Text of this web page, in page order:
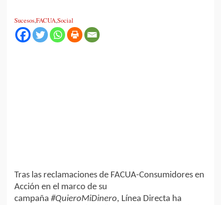
Sucesos,FACUA,Social
Tras las reclamaciones de FACUA-Consumidores en
Acción en el marco de su
campaña #QuieroMiDinero, Línea Directa ha